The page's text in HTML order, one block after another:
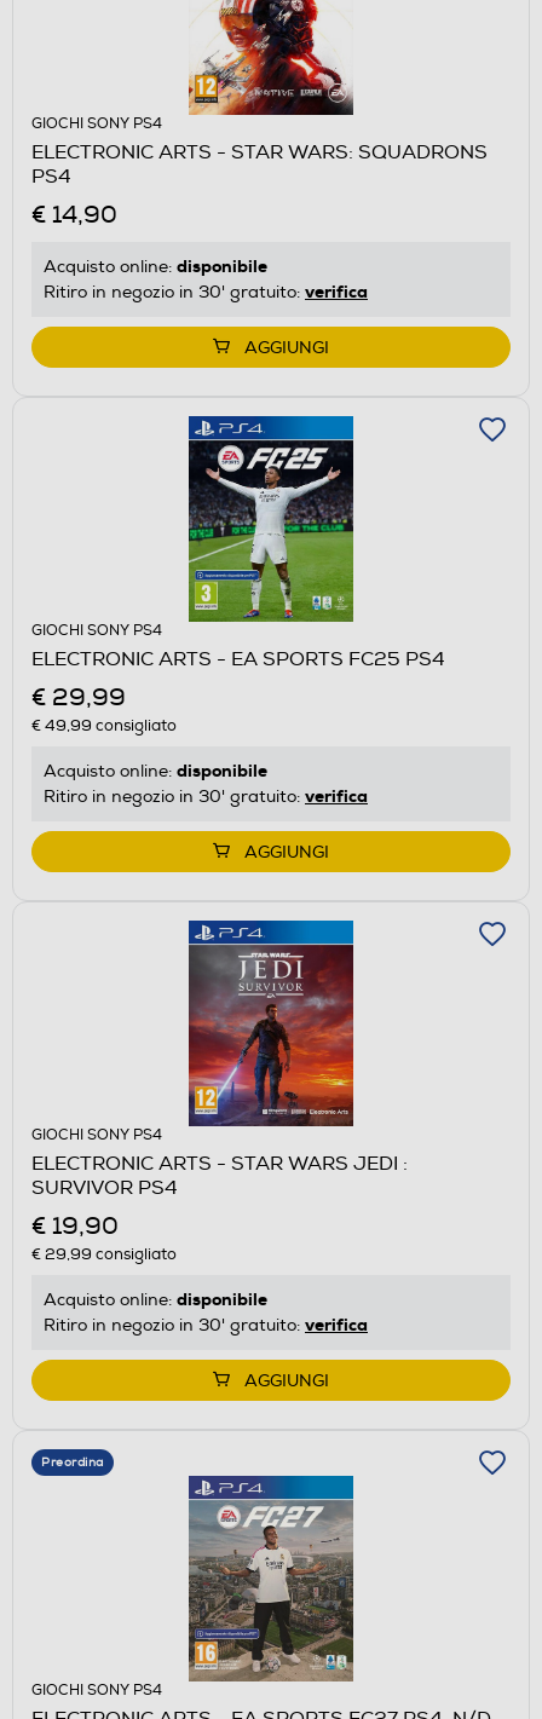
GIOCHI SONY PS4
ELECTRONIC ARTS - STAR WARS: SQUADRONS
PS4
€ 14,90
Acquisto online: disponibile
Ritiro in negozio in 30' gratuito: verifica
AGGIUNGI
GIOCHI SONY PS4
ELECTRONIC ARTS - EA SPORTS FC25 PS4
€ 29,99
€ 49,99 consigliato
Acquisto online: disponibile
Ritiro in negozio in 30' gratuito: verifica
AGGIUNGI
GIOCHI SONY PS4
ELECTRONIC ARTS - STAR WARS JEDI :
SURVIVOR PS4
€ 19,90
€ 29,99 consigliato
Acquisto online: disponibile
Ritiro in negozio in 30' gratuito: verifica
AGGIUNGI
Preordina
GIOCHI SONY PS4